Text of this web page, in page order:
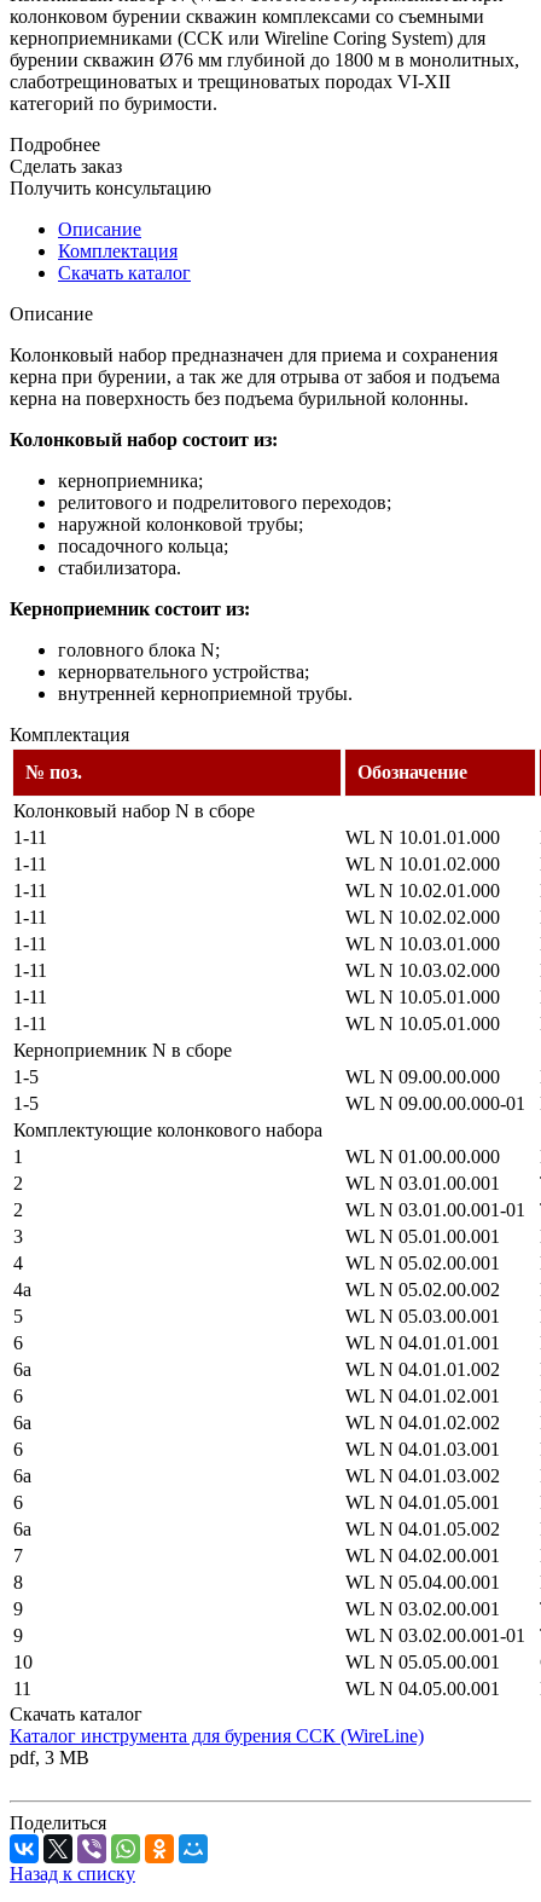
колонковом бурении скважин комплексами со съемными
керноприемниками (ССК или Wireline Coring System) для
бурении скважин Ø76 мм глубиной до 1800 м в монолитных,
слаботрещиноватых и трещиноватых породах VI-XII
категорий по буримости.
Подробнее
Сделать заказ
Получить консультацию
Описание
Комплектация
Скачать каталог
Описание
Колонковый набор предназначен для приема и сохранения
керна при бурении, а так же для отрыва от забоя и подъема
керна на поверхность без подъема бурильной колонны.
Колонковый набор состоит из:
керноприемника;
релитового и подрелитового переходов;
наружной колонковой трубы;
посадочного кольца;
стабилизатора.
Керноприемник состоит из:
головного блока N;
кернорвательного устройства;
внутренней керноприемной трубы.
Комплектация
№ поз.
Обозначение
Колонковый набор N в сборе
1-11
WL N 10.01.01.000
1-11
WL N 10.01.02.000
1-11
WL N 10.02.01.000
1-11
WL N 10.02.02.000
1-11
WL N 10.03.01.000
1-11
WL N 10.03.02.000
1-11
WL N 10.05.01.000
1-11
WL N 10.05.01.000
Керноприемник N в сборе
1-5
WL N 09.00.00.000
1-5
WL N 09.00.00.000-01
Комплектующие колонкового набора
1
WL N 01.00.00.000
2
WL N 03.01.00.001
2
WL N 03.01.00.001-01
3
WL N 05.01.00.001
4
WL N 05.02.00.001
4а
WL N 05.02.00.002
5
WL N 05.03.00.001
6
WL N 04.01.01.001
6а
WL N 04.01.01.002
6
WL N 04.01.02.001
6а
WL N 04.01.02.002
6
WL N 04.01.03.001
6а
WL N 04.01.03.002
6
WL N 04.01.05.001
6а
WL N 04.01.05.002
7
WL N 04.02.00.001
8
WL N 05.04.00.001
9
WL N 03.02.00.001
9
WL N 03.02.00.001-01
10
WL N 05.05.00.001
11
WL N 04.05.00.001
Скачать каталог
Каталог инструмента для бурения ССК (WireLine)
pdf, 3 MB
Поделиться
Назад к списку